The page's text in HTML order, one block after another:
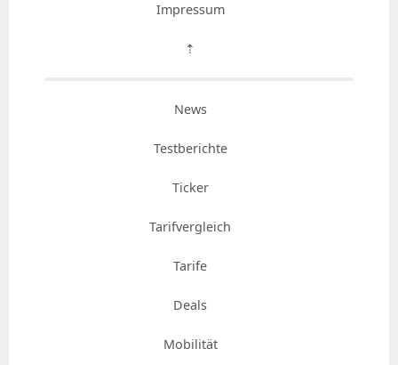
Impressum
⇡
News
Testberichte
Ticker
Tarifvergleich
Tarife
Deals
Mobilität